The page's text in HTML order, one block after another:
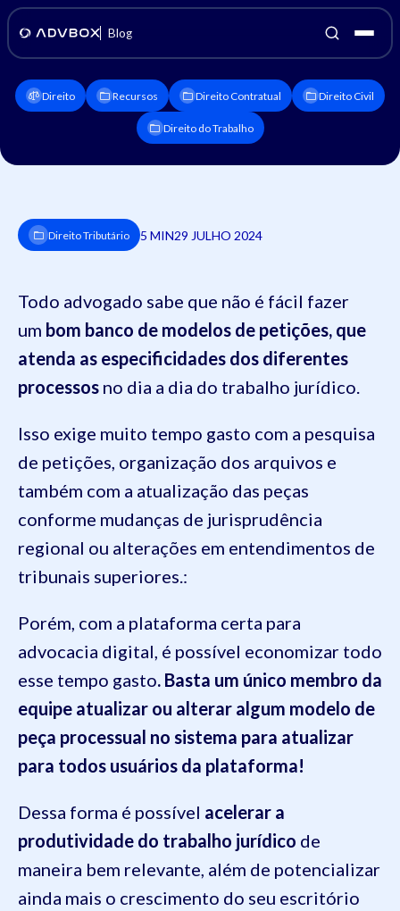
Blog
Direito Recursos Direito Contratual Direito Civil
Direito do Trabalho
Direito Tributário 5 MIN29 JULHO 2024
Todo advogado sabe que não é fácil fazer
um bom banco de modelos de petições, que
atenda as especificidades dos diferentes
processos no dia a dia do trabalho jurídico.
Isso exige muito tempo gasto com a pesquisa
de petições, organização dos arquivos e
também com a atualização das peças
conforme mudanças de jurisprudência
regional ou alterações em entendimentos de
tribunais superiores.:
Porém, com a plataforma certa para
advocacia digital, é possível economizar todo
esse tempo gasto. Basta um único membro da
equipe atualizar ou alterar algum modelo de
peça processual no sistema para atualizar
para todos usuários da plataforma!
Dessa forma é possível acelerar a
produtividade do trabalho jurídico de
maneira bem relevante, além de potencializar
ainda mais o crescimento do seu escritório